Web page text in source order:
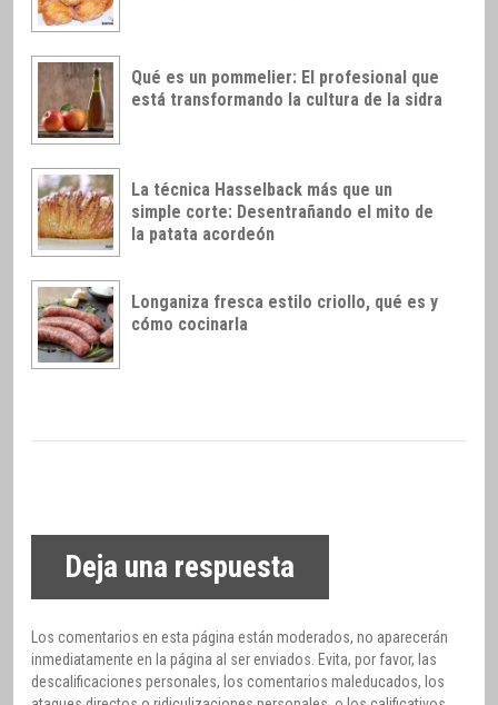
Qué es un pommelier: El profesional que
está transformando la cultura de la sidra
La técnica Hasselback más que un
simple corte: Desentrañando el mito de
la patata acordeón
Longaniza fresca estilo criollo, qué es y
cómo cocinarla
Deja una respuesta
Los comentarios en esta página están moderados, no aparecerán
inmediatamente en la página al ser enviados. Evita, por favor, las
descalificaciones personales, los comentarios maleducados, los